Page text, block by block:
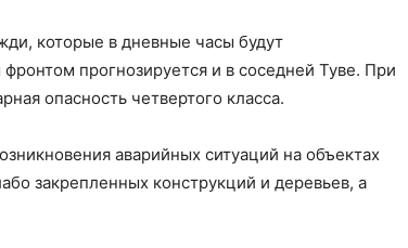
которые в дневные часы будут
прогнозируется и в соседней Туве. При
опасность четвертого класса.
аварийных ситуаций на объектах
закрепленных конструкций и деревьев, а